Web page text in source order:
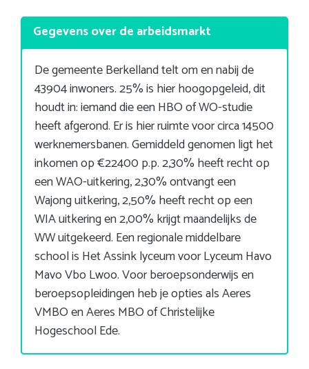
Gegevens over de arbeidsmarkt
De gemeente Berkelland telt om en nabij de
43904 inwoners. 25% is hier hoogopgeleid, dit
houdt in: iemand die een HBO of WO-studie
heeft afgerond. Er is hier ruimte voor circa 14500
werknemersbanen. Gemiddeld genomen ligt het
inkomen op €22400 p.p. 2,30% heeft recht op
een WAO-uitkering, 2,30% ontvangt een
Wajong uitkering, 2,50% heeft recht op een
WIA uitkering en 2,00% krijgt maandelijks de
WW uitgekeerd. Een regionale middelbare
school is Het Assink lyceum voor Lyceum Havo
Mavo Vbo Lwoo. Voor beroepsonderwijs en
beroepsopleidingen heb je opties als Aeres
VMBO en Aeres MBO of Christelijke
Hogeschool Ede.